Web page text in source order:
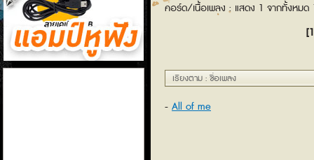
แอมป์หูฟัง
คอร์ด/เนื้อเพลง : แสดง 1 จากทั้งหมด
เรียงตาม : ชื่อเพลง
All of me